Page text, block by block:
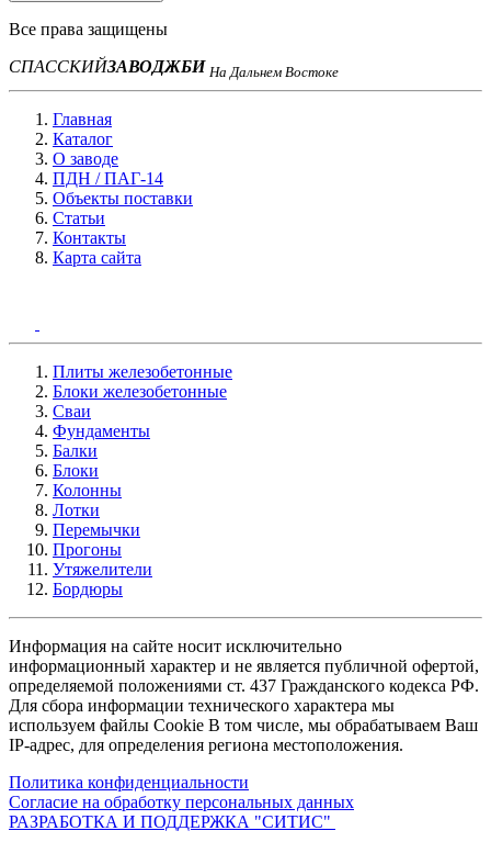
Все права защищены
СПАССКИЙЗАВОДЖБИ На Дальнем Востоке
Главная
Каталог
О заводе
ПДН / ПАГ-14
Объекты поставки
Статьи
Контакты
Карта сайта
Плиты железобетонные
Блоки железобетонные
Сваи
Фундаменты
Балки
Блоки
Колонны
Лотки
Перемычки
Прогоны
Утяжелители
Бордюры
Информация на сайте носит исключительно
информационный характер и не является публичной офертой,
определяемой положениями ст. 437 Гражданского кодекса РФ.
Для сбора информации технического характера мы
используем файлы Cookie В том числе, мы обрабатываем Ваш
IP-адрес, для определения региона местоположения.
Политика конфиденциальности
Согласие на обработку персональных данных
РАЗРАБОТКА И ПОДДЕРЖКА "СИТИС"